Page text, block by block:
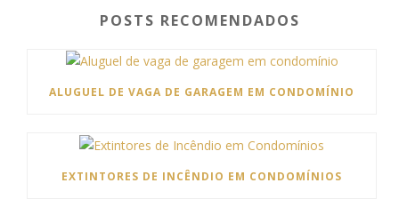
POSTS RECOMENDADOS
ALUGUEL DE VAGA DE GARAGEM EM CONDOMÍNIO
EXTINTORES DE INCÊNDIO EM CONDOMÍNIOS